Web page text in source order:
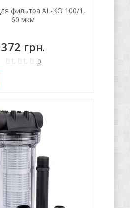
фильтра AL-KO 100/1,
60 мкм
372 грн.
0